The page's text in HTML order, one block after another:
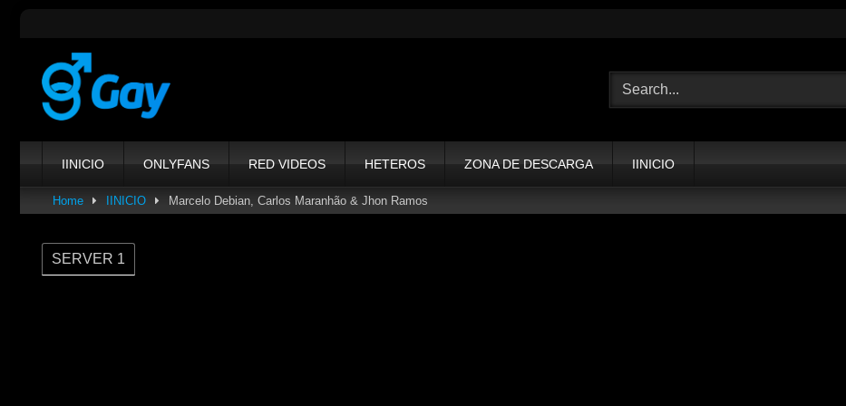
content
IINICIO ONLYFANS RED VIDEOS HETEROS ZONA DE DESCARGA IINICIO
Home IINICIO Marcelo Debian, Carlos Maranhão & Jhon Ramos
SERVER 1